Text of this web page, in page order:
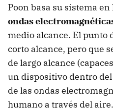
Poon basa su sistema en
ondas
medio alcance. El punto
corto alcance, pero que
de largo alcance
un dispositivo dentro
de las ondas
humano a través del aire.